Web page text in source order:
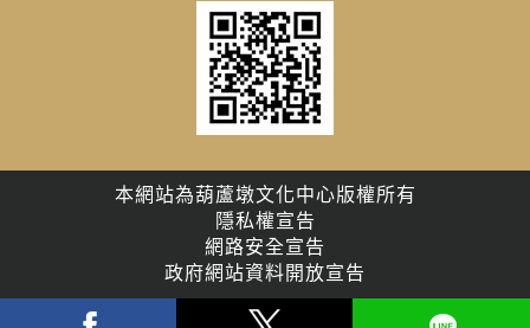
本網站為葫蘆墩文化中心版權所有
隱私權宣告
網路安全宣告
政府網站資料開放宣告